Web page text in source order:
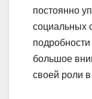
постоянно
социальных
большое
своей роли